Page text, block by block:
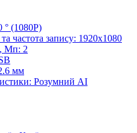
° (1080P)
та частота запису: 1920х1080
Мп: 2
мм
Розумний AI